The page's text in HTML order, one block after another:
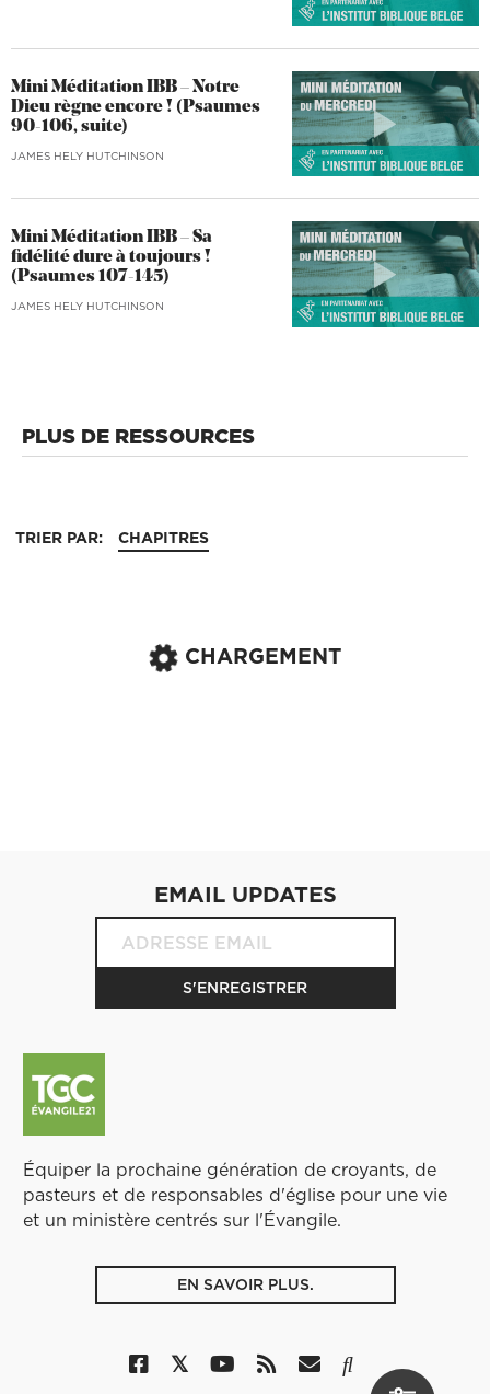
Mini Méditation IBB – Notre
Dieu règne encore ! (Psaumes
90-106, suite)
JAMES HELY HUTCHINSON
Mini Méditation IBB – Sa
fidélité dure à toujours !
(Psaumes 107-145)
JAMES HELY HUTCHINSON
PLUS DE RESSOURCES
TRIER PAR: CHAPITRES
CHARGEMENT
Équiper la prochaine génération de croyants, de
pasteurs et de responsables d'église pour une vie
et un ministère centrés sur l'Évangile.
EN SAVOIR PLUS.
EMAIL UPDATES